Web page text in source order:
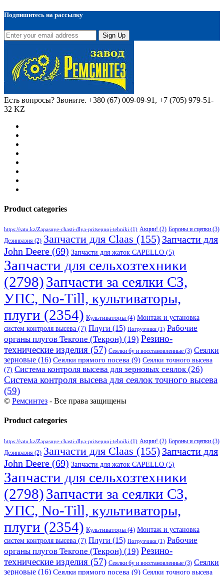
Подпишитесь на рассылку
Sign Up
Есть вопросы? Звоните. +380 (67) 009-09-91, +7 (705) 979-51-
32 KZ
Product categories
https://satu.kz/Zapasnye-chasti-dlya-pritsepnoj-tehniki (1) Акции! (2) Бороны и сцепки (3)
Дезинвазия (2) Запчасти для Claas (155) Запчасти для
John Deere (69) Запчасти для жаток CAPELLO (5)
Запчасти для сельхозтехники
(2798)Запчасти за сеялки СЗ,
УПС, No-Till, культиваторы,
плуги (2354) Культиваторы (4) Монтаж и установка
систем контроля высева (7) Плуги (15) Погрузчики (1) Рабочие
органы плугов Текrоne (Текрон) (19) Резино-
технические изделия (57) Сеялки бу и восстановленные (3) Сеялки
зерновые (16) Сеялки прямого посева (9) Сеялки точного высева
(7) Система контроля высева для зерновых сеялок(26)
Система контроля высева для сеялок точного высева
(59)
© Ремсинтез - Все права защищены
Product categories
https://satu.kz/Zapasnye-chasti-dlya-pritsepnoj-tehniki (1) Акции! (2) Бороны и сцепки (3)
Дезинвазия (2) Запчасти для Claas (155) Запчасти для
John Deere (69) Запчасти для жаток CAPELLO (5)
Запчасти для сельхозтехники
(2798)Запчасти за сеялки СЗ,
УПС, No-Till, культиваторы,
плуги (2354) Культиваторы (4) Монтаж и установка
систем контроля высева (7) Плуги (15) Погрузчики (1) Рабочие
органы плугов Текrоne (Текрон) (19) Резино-
технические изделия (57) Сеялки бу и восстановленные (3) Сеялки
зерновые (16) Сеялки прямого посева (9) Сеялки точного высева